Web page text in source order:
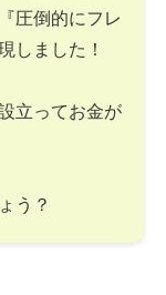
圧倒的にフレ
しました！
立ってお金が
う？